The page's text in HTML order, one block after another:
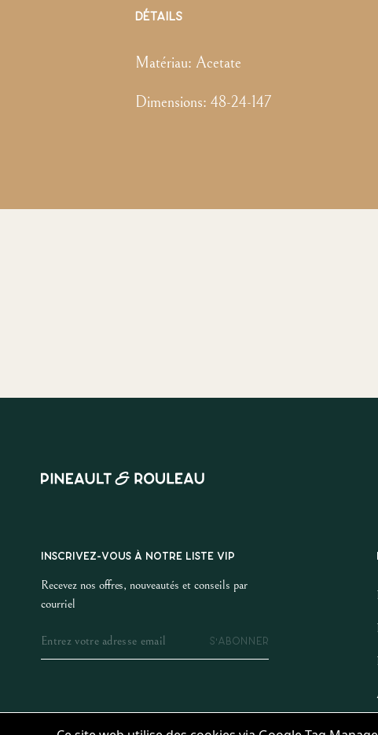
DÉTAILS
Matériau: Acetate
Dimensions: 48-24-147
INSCRIVEZ-VOUS À NOTRE LISTE VIP
Recevez nos offres, nouveautés et conseils par
courriel
S'ABONNER